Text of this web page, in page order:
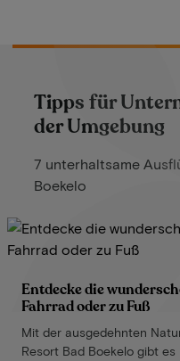
Tipps für
der Umgebung
7 unterhaltsame
Boekelo
Entdecke die
Fahrrad oder zu Fuß
Mit der ausgedehnten
Resort Bad Boekelo gibt